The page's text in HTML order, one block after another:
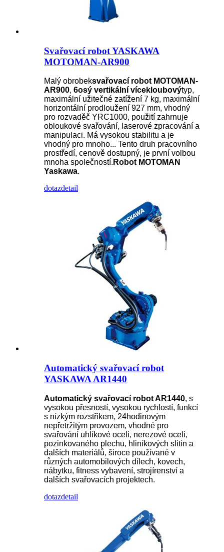
Svařovací robot YASKAWA
MOTOMAN-AR900
Malý obrobeksvařovací robot MOTOMAN-
AR900, 6osý vertikální vícekloubovýtyp,
maximální užitečné zatížení 7 kg, maximální
horizontální prodloužení 927 mm, vhodný
pro rozvaděč YRC1000, použití zahrnuje
obloukové svařování, laserové zpracování a
manipulaci. Má vysokou stabilitu a je
vhodný pro mnoho... Tento druh pracovního
prostředí, cenově dostupný, je první volbou
mnoha společností. Robot MOTOMAN
Yaskawa.
dotazdetail
Automatický svařovací robot
YASKAWA AR1440
Automatický svařovací robot AR1440, s
vysokou přesností, vysokou rychlostí, funkcí
s nízkým rozstřikem, 24hodinovým
nepřetržitým provozem, vhodné pro
svařování uhlíkové oceli, nerezové oceli,
pozinkovaného plechu, hliníkových slitin a
dalších materiálů, široce používané v
různých automobilových dílech, kovech,
nábytku, fitness vybavení, strojírenství a
dalších svařovacích projektech.
dotazdetail